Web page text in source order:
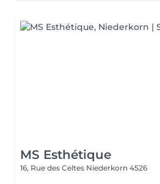
MS Esthétique
16, Rue des Celtes Niederkorn 4526